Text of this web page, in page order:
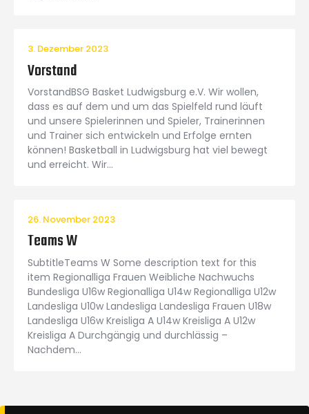
3. Dezember 2023
Vorstand
VorstandBSG Basket Ludwigsburg e.V. Wir wollen,
dass es auf dem und um das Spielfeld rund läuft
und unsere Spielerinnen und Spieler, Trainerinnen
und Trainer sich entwickeln und Erfolge ernten
können! Basketball in Ludwigsburg hat viel bewegt
und erreicht. Wir…
26. November 2023
Teams W
SubtitleTeams W Some description text for this
item Regionalliga Frauen Weibliche Nachwuchs
Bundesliga U16w Regionalliga U14w Regionalliga U12w
Landesliga U10w Landesliga Landesliga Frauen U18w
Landesliga U16w Kreisliga A U14w Kreisliga A U12w
Kreisliga A Durchgängig und durchlässig –
Nachdem…